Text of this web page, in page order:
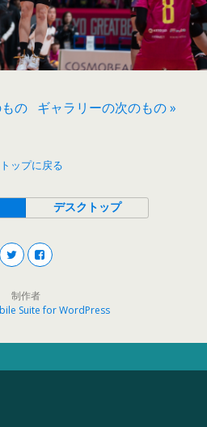
の ギャラリーの次のもの »
トップに戻る
デスクトップ
制作者
Suite for WordPress